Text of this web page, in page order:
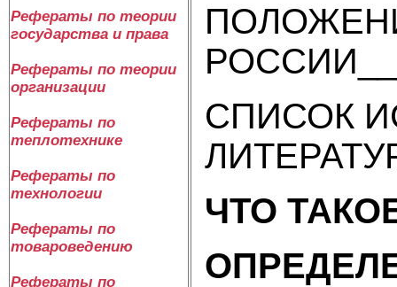
Рефераты по теории
государства и права
Рефераты по теории
организации
Рефераты по
теплотехнике
Рефераты по
технологии
Рефераты по
товароведению
Рефераты по
СПИСОК
ЧТО